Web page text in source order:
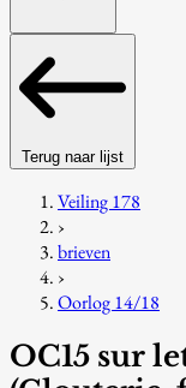
Terug naar lijst
Veiling 178
›
brieven
›
Oorlog 14/18
OC15 sur